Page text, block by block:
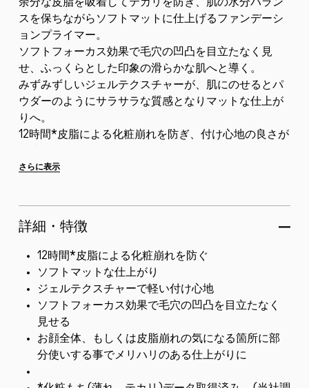
余分な皮脂を吸着してテカリを防ぎ、肌の水分バラン
スを保ちながらソフトマットに仕上げるファンデーシ
ョンプライマー。
ソフトフォーカス効果で毛穴の凹凸を目立たなく見
せ、ふっくらとした印象の滑らかな肌へと導く。
みずみずしいジェルテクスチャーが、肌にのせるとパ
ウダーのようにサラサラな質感となりマットな仕上が
りへ。
12時間*皮脂による化粧崩れを防ぎ、付け心地の良さが
さらに表示
詳細・特徴
12時間*皮脂による化粧崩れを防ぐ
ソフトマットな仕上がり
ジェルテクスチャーで軽い付け心地
ソフトフォーカス効果で毛穴の凹凸を目立たなく
見せる
お顔全体、もしくは皮脂崩れの気になる箇所に部
分使いする事でメリハリのある仕上がりに